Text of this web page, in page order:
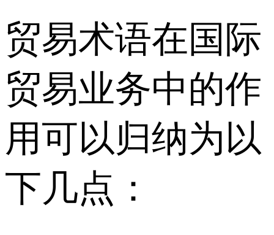
贸易术语在国际
贸易业务中的作
用可以归纳为以
下几点：